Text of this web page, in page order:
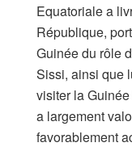
Equatoriale a
République,
Guinée du rôle
Sissi, ainsi que
visiter la
a largement
favorablement